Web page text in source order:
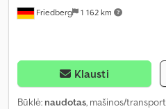
Friedberg 1 162 km
Klausti
Būklė: naudotas, mašinos/